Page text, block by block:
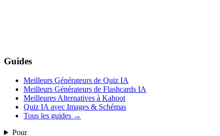
Guides
Meilleurs Générateurs de Quiz IA
Meilleurs Générateurs de Flashcards IA
Meilleures Alternatives à Kahoot
Quiz IA avec Images & Schémas
Tous les guides →
Pour